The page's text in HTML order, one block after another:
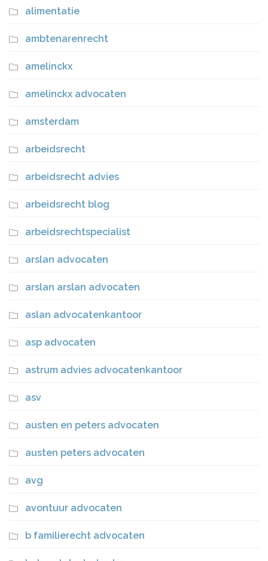
alimentatie
ambtenarenrecht
amelinckx
amelinckx advocaten
amsterdam
arbeidsrecht
arbeidsrecht advies
arbeidsrecht blog
arbeidsrechtspecialist
arslan advocaten
arslan arslan advocaten
aslan advocatenkantoor
asp advocaten
astrum advies advocatenkantoor
asv
austen en peters advocaten
austen peters advocaten
avg
avontuur advocaten
b familierecht advocaten